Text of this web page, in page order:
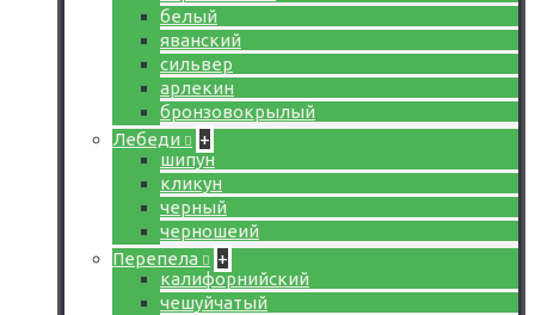
белый
яванский
сильвер
арлекин
бронзовокрылый
Лебеди
+
шипун
кликун
черный
черношеий
Перепела
+
калифорнийский
чешуйчатый